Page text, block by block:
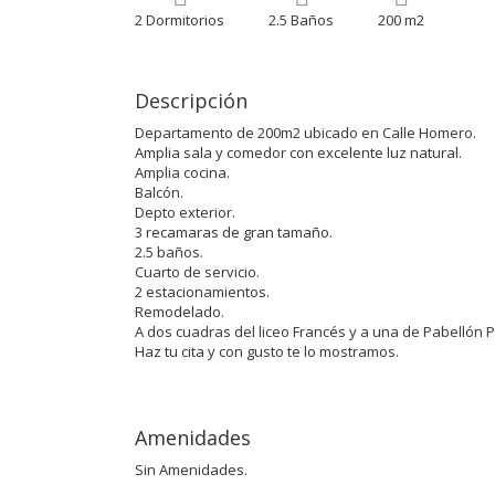
2 Dormitorios 2.5 Baños 200 m2
Descripción
Departamento de 200m2 ubicado en Calle Homero.
Amplia sala y comedor con excelente luz natural.
Amplia cocina.
Balcón.
Depto exterior.
3 recamaras de gran tamaño.
2.5 baños.
Cuarto de servicio.
2 estacionamientos.
Remodelado.
A dos cuadras del liceo Francés y a una de Pabellón
Haz tu cita y con gusto te lo mostramos.
Amenidades
Sin Amenidades.